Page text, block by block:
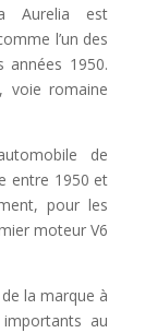
Aurelia est
l’un des
années 1950.
voie romaine
de
entre 1950 et
pour les
moteur V6
la marque à
au